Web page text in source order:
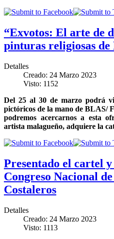
“Exvotos: El arte de
pinturas religiosas de
Detalles
Creado: 24 Marzo 2023
Visto: 1152
Del 25 al 30 de marzo podrá
pictóricos de la mano de BLAS/
podremos acercarnos a esta
artista malagueño, adquiere la
Presentado el cartel
Congreso Nacional
Costaleros
Detalles
Creado: 24 Marzo 2023
Visto: 1113